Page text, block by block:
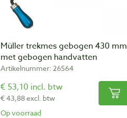
Müller trekmes gebogen 430 mm
met gebogen handvatten
Artikelnummer: 26564
€ 53,10 incl. btw
€ 43,88 excl. btw
Op voorraad